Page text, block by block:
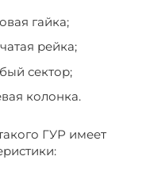
гайка;
рейка;
сектор;
колонка.
ГУР имеет